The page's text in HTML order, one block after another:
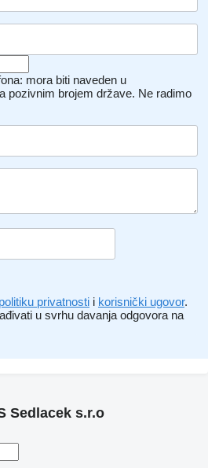
mora biti naveden u
pozivnim brojem države. Ne radimo
politiku privatnosti i korisnički ugovor.
​​u svrhu davanja odgovora na
Sedlacek s.r.o